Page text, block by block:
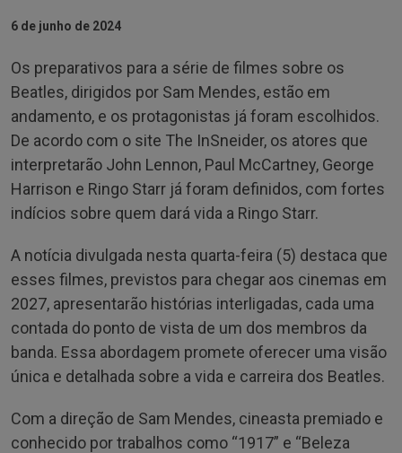
6 de junho de 2024
Os preparativos para a série de filmes sobre os
Beatles, dirigidos por Sam Mendes, estão em
andamento, e os protagonistas já foram escolhidos.
De acordo com o site The InSneider, os atores que
interpretarão John Lennon, Paul McCartney, George
Harrison e Ringo Starr já foram definidos, com fortes
indícios sobre quem dará vida a Ringo Starr.
A notícia divulgada nesta quarta-feira (5) destaca que
esses filmes, previstos para chegar aos cinemas em
2027, apresentarão histórias interligadas, cada uma
contada do ponto de vista de um dos membros da
banda. Essa abordagem promete oferecer uma visão
única e detalhada sobre a vida e carreira dos Beatles.
Com a direção de Sam Mendes, cineasta premiado e
conhecido por trabalhos como “1917” e “Beleza